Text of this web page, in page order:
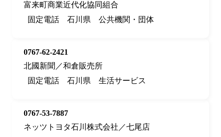
富来町商業近代化協同組合
固定電話
石川県 公共機関・団体
0767-62-2421
北國新聞／和倉販売所
固定電話
石川県 生活サービス
0767-53-7887
ネッツトヨタ石川株式会社／七尾店